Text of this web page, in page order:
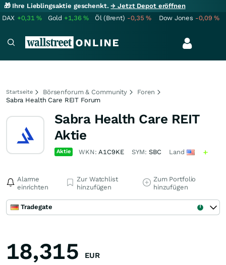
🎁 Ihre Lieblingsaktie geschenkt.→ Jetzt Depot eröffnen
DAX +0,31% Gold +1,36% Öl (Brent) -0,35% Dow Jones -0,09%
Startseite Börsenforum & Community
Foren
Sabra Health Care REIT Forum
Sabra Health Care REIT
Aktie
Aktie WKN:A1C9KE SYM: SBC Land
Alarme
einrichten
Zur Watchlist
hinzufügen
Zum Portfolio
hinzufügen
Tradegate
18,315 EUR